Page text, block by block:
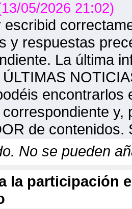
05/2026 21:02)
escribid
y respuestas
La última
encontrarlos
y,
de contenidos.
No se pueden
la participación